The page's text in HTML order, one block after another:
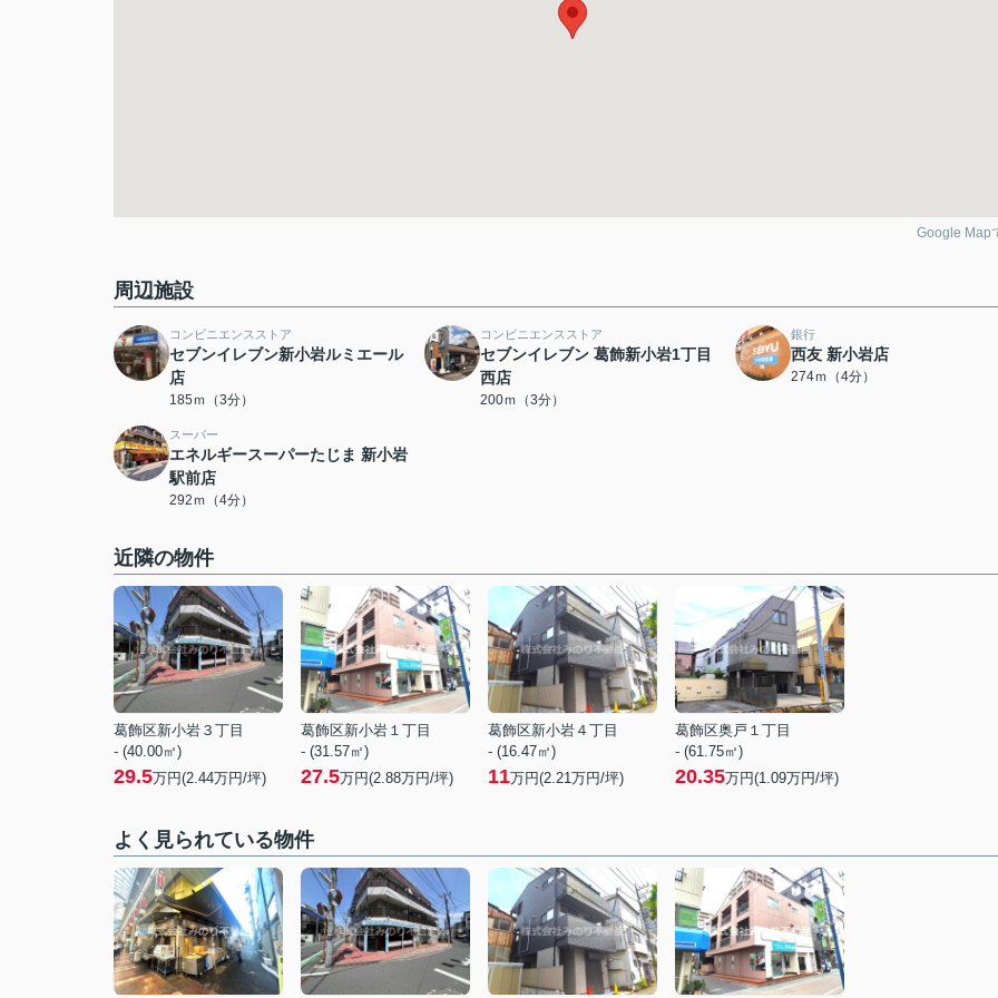
Google Map
周辺施設
コンビニエンスストア
セブンイレブン新小岩ルミエール
店
185ｍ（3分）
コンビニエンスストア
セブンイレブン 葛飾新小岩1丁目
西店
200ｍ（3分）
銀行
西友 新小岩店
274ｍ（4分）
スーパー
エネルギースーパーたじま 新小岩
駅前店
292ｍ（4分）
近隣の物件
葛飾区新小岩３丁目
- (40.00㎡)
29.5万円(2.44万円/坪)
葛飾区新小岩１丁目
- (31.57㎡)
27.5万円(2.88万円/坪)
葛飾区新小岩４丁目
- (16.47㎡)
11万円(2.21万円/坪)
葛飾区奥戸１丁目
- (61.75㎡)
20.35万円(1.09万円/坪)
よく見られている物件